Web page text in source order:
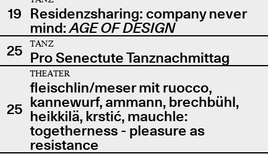
19 Residenzsharing: company never
mind:AGE OF DESIGN
25
TANZ
Pro Senectute Tanznachmittag
25
THEATER
fleischlin/meser mit ruocco,
kannewurf, ammann, brechbühl,
heikkilä, krstić, mauchle:
togetherness - pleasure as
resistance